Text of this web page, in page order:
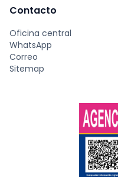
Contacto
Oficina central
WhatsApp
Correo
Sitemap